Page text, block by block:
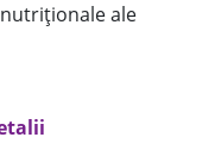
ale